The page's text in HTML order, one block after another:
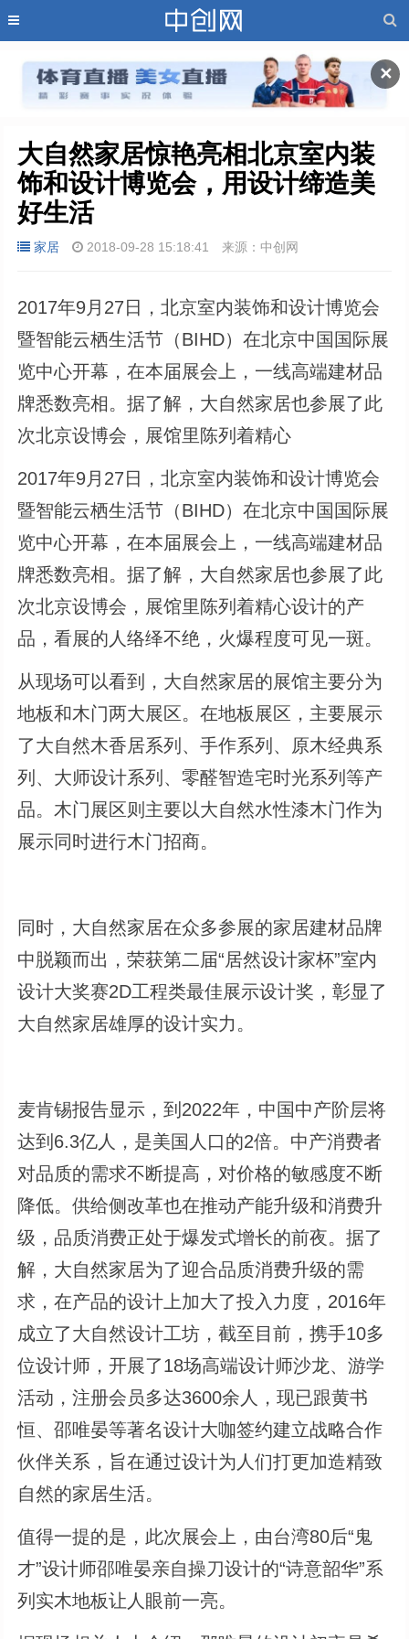
✕
大自然家居惊艳亮相北京室内装
饰和设计博览会，用设计缔造美
好生活
家居 2018-09-28 15:18:41 来源：中创网
2017年9月27日，北京室内装饰和设计博览会
暨智能云栖生活节（BIHD）在北京中国国际展
览中心开幕，在本届展会上，一线高端建材品
牌悉数亮相。据了解，大自然家居也参展了此
次北京设博会，展馆里陈列着精心
2017年9月27日，北京室内装饰和设计博览会
暨智能云栖生活节（BIHD）在北京中国国际展
览中心开幕，在本届展会上，一线高端建材品
牌悉数亮相。据了解，大自然家居也参展了此
次北京设博会，展馆里陈列着精心设计的产
品，看展的人络绎不绝，火爆程度可见一斑。
从现场可以看到，大自然家居的展馆主要分为
地板和木门两大展区。在地板展区，主要展示
了大自然木香居系列、手作系列、原木经典系
列、大师设计系列、零醛智造宅时光系列等产
品。木门展区则主要以大自然水性漆木门作为
展示同时进行木门招商。
同时，大自然家居在众多参展的家居建材品牌
中脱颖而出，荣获第二届“居然设计家杯”室内
设计大奖赛2D工程类最佳展示设计奖，彰显了
大自然家居雄厚的设计实力。
麦肯锡报告显示，到2022年，中国中产阶层将
达到6.3亿人，是美国人口的2倍。中产消费者
对品质的需求不断提高，对价格的敏感度不断
降低。供给侧改革也在推动产能升级和消费升
级，品质消费正处于爆发式增长的前夜。据了
解，大自然家居为了迎合品质消费升级的需
求，在产品的设计上加大了投入力度，2016年
成立了大自然设计工坊，截至目前，携手10多
位设计师，开展了18场高端设计师沙龙、游学
活动，注册会员多达3600余人，现已跟黄书
恒、邵唯晏等著名设计大咖签约建立战略合作
伙伴关系，旨在通过设计为人们打更加造精致
自然的家居生活。
值得一提的是，此次展会上，由台湾80后“鬼
才”设计师邵唯晏亲自操刀设计的“诗意韶华”系
列实木地板让人眼前一亮。